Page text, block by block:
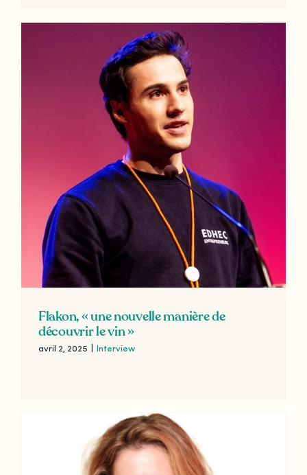
Flakon, « une nouvelle manière de
découvrir le vin »
avril 2, 2025 Interview